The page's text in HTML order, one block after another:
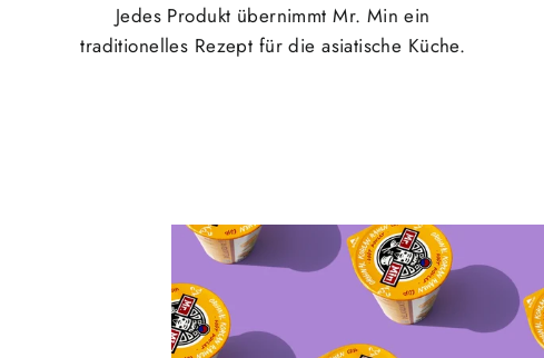
Jedes Produkt übernimmt Mr. Min ein
traditionelles Rezept für die asiatische Küche.